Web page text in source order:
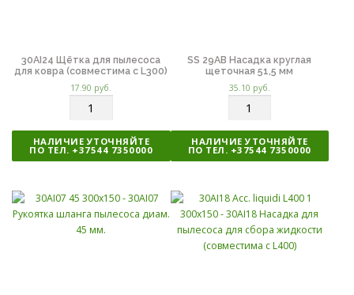
30AI24 Щётка для пылесоса
для ковра (совместима с L300)
17.90 руб.
л
и
ч
с
т
НАЛИЧИЕ УТОЧНЯЙТЕ
ПО ТЕЛ. +37544 7350000
SS 29AB Насадка круглая
щеточная 51,5 мм
35.10 руб.
л
и
ч
с
т
в
о
НАЛИЧИЕ УТОЧНЯЙТЕ
ПО ТЕЛ. +37544 7350000